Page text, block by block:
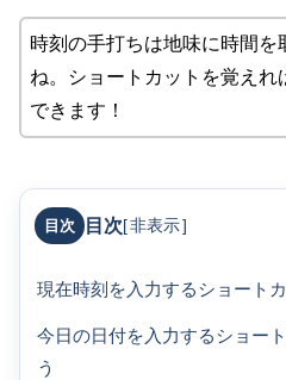
時刻の手打ちは地味に時間を
ね。ショートカットを覚えれ
できます！
目次[非表示]
現在時刻を入力するショート
今日の日付を入力するショー
う